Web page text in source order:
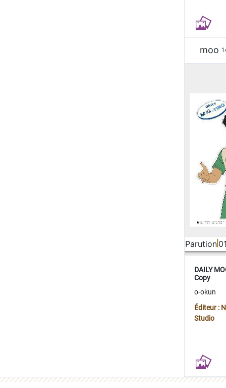
moo
Parution
DAILY
Copy
o-okun
Éditeur :
Studio